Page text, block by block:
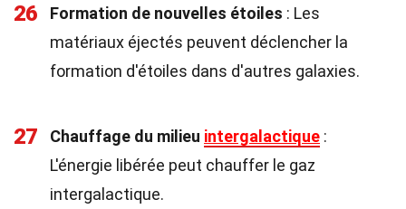
26 Formation de nouvelles étoiles : Les
matériaux éjectés peuvent déclencher la
formation d'étoiles dans d'autres galaxies.
27 Chauffage du milieu intergalactique :
L'énergie libérée peut chauffer le gaz
intergalactique.